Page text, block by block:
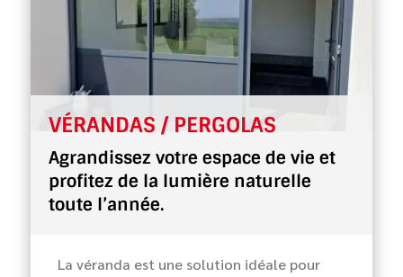
VÉRANDAS / PERGOLAS
Agrandissez votre espace de vie et
profitez de la lumière naturelle
toute l’année.
La véranda est une solution idéale pour